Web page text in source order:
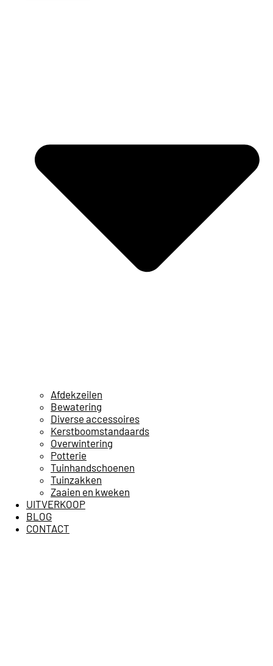
Afdekzeilen
Bewatering
Diverse accessoires
Kerstboomstandaards
Overwintering
Potterie
Tuinhandschoenen
Tuinzakken
Zaaien en kweken
UITVERKOOP
BLOG
CONTACT